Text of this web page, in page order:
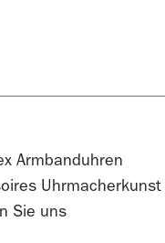
Armbanduhren
Uhrmacherkunst
Sie uns